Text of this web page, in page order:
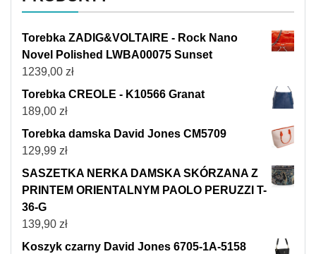
Torebka ZADIG&VOLTAIRE - Rock Nano
Novel Polished LWBA00075 Sunset
1239,00 zł
Torebka CREOLE - K10566 Granat
189,00 zł
Torebka damska David Jones CM5709
129,99 zł
SASZETKA NERKA DAMSKA SKÓRZANA Z
PRINTEM ORIENTALNYM PAOLO PERUZZI T-
36-G
139,90 zł
Koszyk czarny David Jones 6705-1A-5158